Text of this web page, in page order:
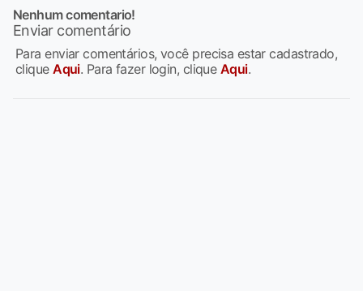
Nenhum comentario!
Enviar comentário
Para enviar comentários, você precisa estar cadastrado,
cliqueAqui. Para fazer login, clique Aqui.